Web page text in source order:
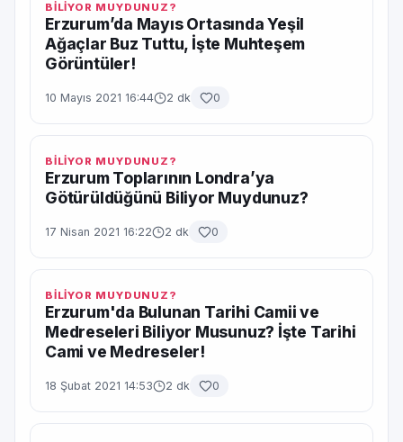
BİLİYOR MUYDUNUZ?
Erzurum’da Mayıs Ortasında Yeşil
Ağaçlar Buz Tuttu, İşte Muhteşem
Görüntüler!
10 Mayıs 2021 16:44 2 dk 0
BİLİYOR MUYDUNUZ?
Erzurum Toplarının Londra’ya
Götürüldüğünü Biliyor Muydunuz?
17 Nisan 2021 16:22 2 dk 0
BİLİYOR MUYDUNUZ?
Erzurum'da Bulunan Tarihi Camii ve
Medreseleri Biliyor Musunuz? İşte Tarihi
Cami ve Medreseler!
18 Şubat 2021 14:53 2 dk 0